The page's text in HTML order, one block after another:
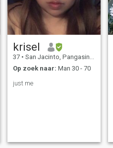
krisel
37 • San Jacinto, Pangasinan, Filipijnen
Op zoek naar: Man 30 - 70
just me